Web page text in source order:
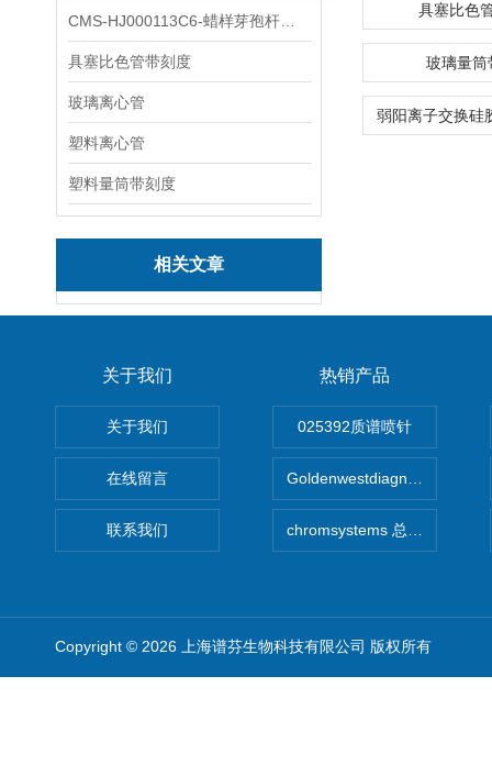
具塞比色管带刻度
玻璃离心管
塑料离心管
塑料量筒带刻度
相关文章
具塞比色
玻璃量筒
关于我们
关于我们
在线留言
联系我们
热销产品
025392质谱喷针
Goldenwestdiagnostics总代
chromsystems 总代理
Copyright © 2026 上海谱芬生物科技有限公司 版权所有